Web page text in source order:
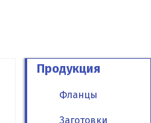
Продукция
Фланцы
Заготовки